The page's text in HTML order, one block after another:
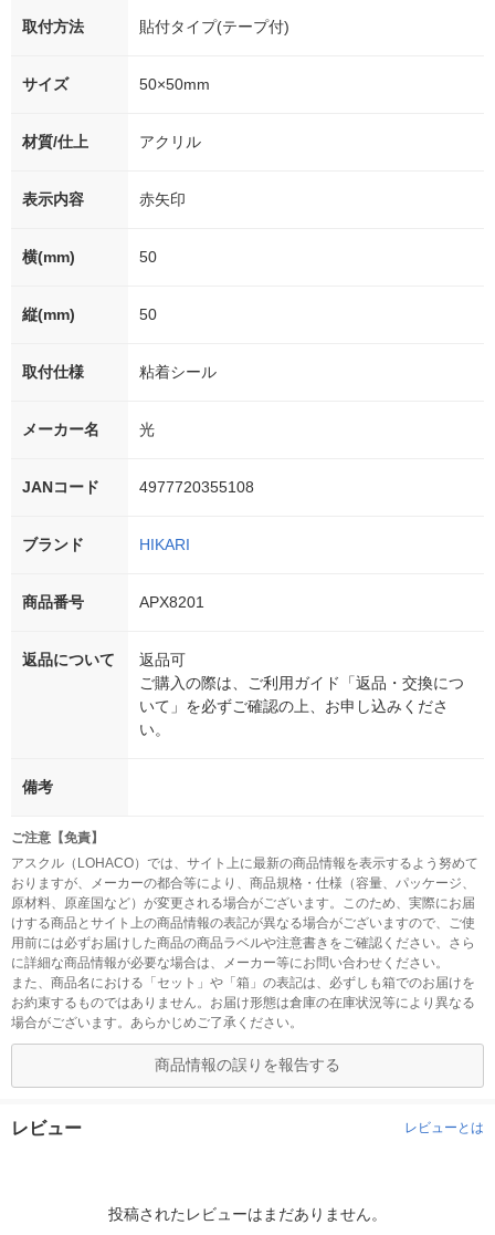
取付方法 貼付タイプ(テープ付)
サイズ 50×50mm
材質/仕上 アクリル
表示内容 赤矢印
横(mm) 50
縦(mm) 50
取付仕様 粘着シール
メーカー名 光
JANコード 4977720355108
ブランド HIKARI
商品番号 APX8201
返品について
返品可
ご購入の際は、ご利用ガイド「返品・交換につ
いて」を必ずご確認の上、お申し込みくださ
い。
備考
ご注意【免責】
アスクル（LOHACO）では、サイト上に最新の商品情報を表示するよう努めて
おりますが、メーカーの都合等により、商品規格・仕様（容量、パッケージ、
原材料、原産国など）が変更される場合がございます。このため、実際にお届
けする商品とサイト上の商品情報の表記が異なる場合がございますので、ご使
用前には必ずお届けした商品の商品ラベルや注意書きをご確認ください。さら
に詳細な商品情報が必要な場合は、メーカー等にお問い合わせください。
また、商品名における「セット」や「箱」の表記は、必ずしも箱でのお届けを
お約束するものではありません。お届け形態は倉庫の在庫状況等により異なる
場合がございます。あらかじめご了承ください。
商品情報の誤りを報告する
レビュー レビューとは
投稿されたレビューはまだありません。